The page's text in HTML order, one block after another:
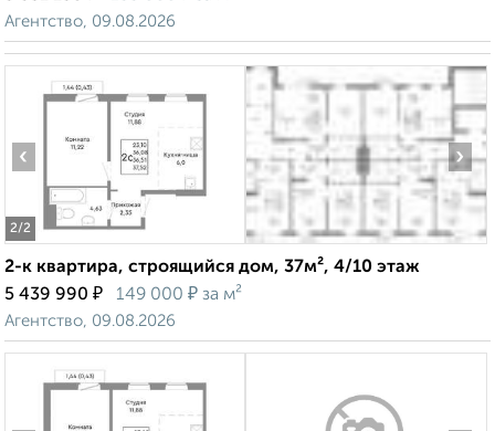
Агентство, 09.08.2026
2/2
‹ ›
2-к квартира, строящийся дом, 37м², 4/10 этаж
5 439 990 ₽ 149 000 ₽ за м²
Агентство, 09.08.2026